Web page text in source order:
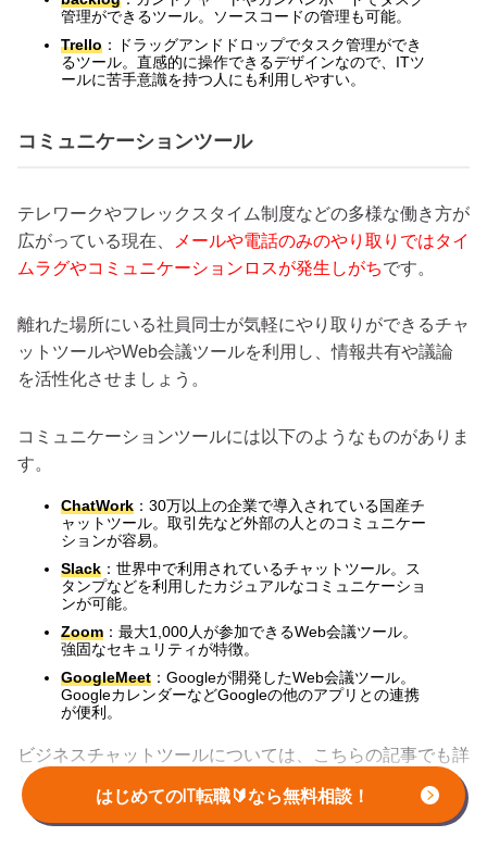
はじめてのIT転職🔰なら無料相談！
管理ができるツール。ソースコードの管理も可能。
Trello ：ドラッグアンドドロップでタスク管理ができ
るツール。直感的に操作できるデザインなので、ITツ
ールに苦手意識を持つ人にも利用しやすい。
コミュニケーションツール
テレワークやフレックスタイム制度などの多様な働き方が
広がっている現在、
メールや電話のみのやり取りではタイ
ムラグやコミュニケーションロスが発生しがちです。
離れた場所にいる社員同士が気軽にやり取りができるチャ
ットツールやWeb会議ツールを利用し、情報共有や議論
を活性化させましょう。
コミュニケーションツールには以下のようなものがありま
す。
ChatWork ：30万以上の企業で導入されている国産チ
ャットツール。取引先など外部の人とのコミュニケー
ションが容易。
Slack ：世界中で利用されているチャットツール。ス
タンプなどを利用したカジュアルなコミュニケーショ
ンが可能。
Zoom ：最大1,000人が参加できるWeb会議ツール。
強固なセキュリティが特徴。
GoogleMeet ：Googleが開発したWeb会議ツール。
GoogleカレンダーなどGoogleの他のアプリとの連携
が便利。
ビジネスチャットツールについては、こちらの記事でも詳
しく解説しています。あわせて参考にしてください。
ビジネス向けのチャットアプリおすすめ10選！業務効率化に役立